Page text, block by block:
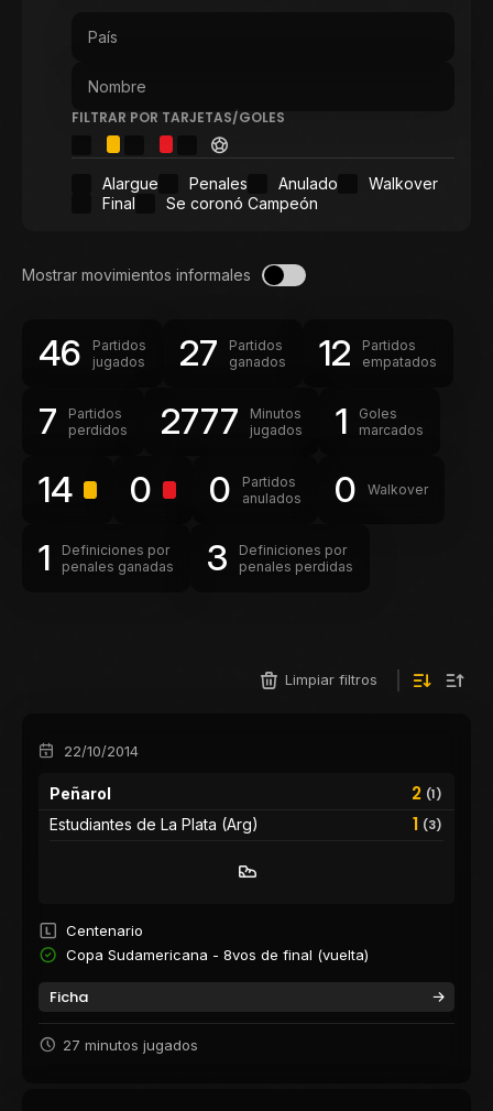
FILTRAR POR TARJETAS/GOLES
Alargue Penales Anulado
Walkover
Final
Se coronó Campeón
Mostrar movimientos informales
46
Partidos
jugados
27
Partidos
ganados
12
Partidos
empatados
7
Partidos
perdidos
2777
Minutos
jugados
1
Goles
marcados
14 0 0
Partidos
anulados
0 Walkover
1
Definiciones por
penales ganadas
3
Definiciones por
penales perdidas
Limpiar filtros
22/10/2014
Peñarol 2 (1)
1 (3)
Estudiantes de La Plata (Arg)
Centenario
Copa Sudamericana - 8vos de final (vuelta)
Ficha
27 minutos jugados